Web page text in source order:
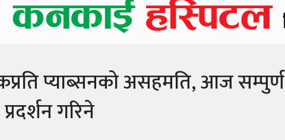
प्याब्सनको असहमति, आज सम्पुर्ण
गरिने